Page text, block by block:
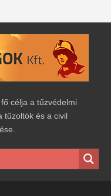
célja a tűzvédelmi
tűzoltók és a civil